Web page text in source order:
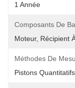
1 Année
Composants De
Moteur, Récipient
Méthodes De
Pistons Quantitatifs